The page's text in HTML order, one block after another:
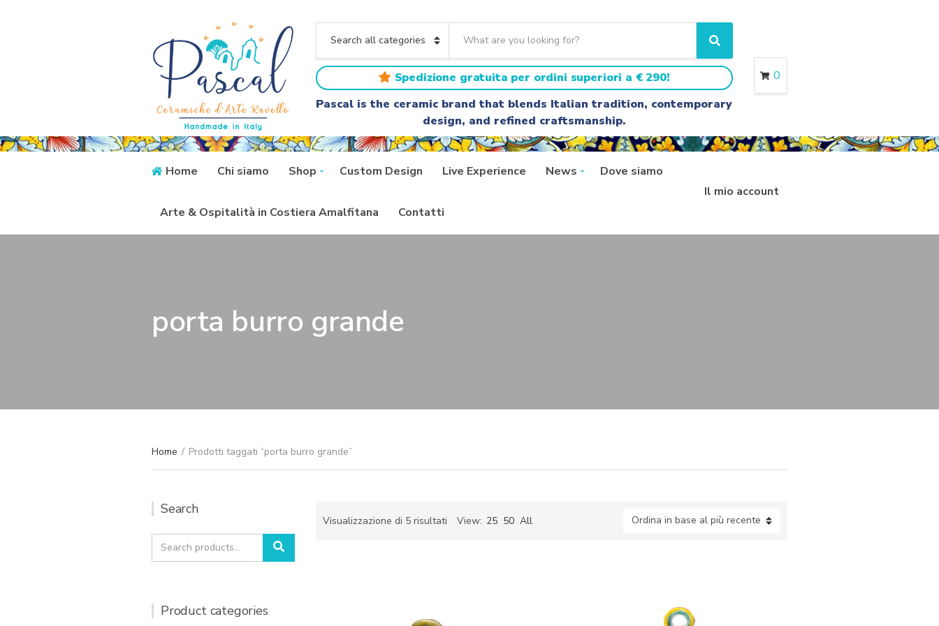
a
t
e
g
o
y
n
m
a
r
c
h
t
e
x
t
S
e
a
r
c
h
Spedizione gratuita per ordini superiori a € 290!
Pascal is the ceramic brand that blends Italian tradition, contemporary
design, and refined craftsmanship.
0
Home Chi siamo Shop Custom Design Live Experience News Dove siamo
Arte & Ospitalità in Costiera Amalfitana Contatti
Il mio account
porta burro grande
Home / Prodotti taggati “porta burro grande”
Visualizzazione di 5 risultati Ordina
View: 25 50 All
Search
Search
for:
Search
Product categories